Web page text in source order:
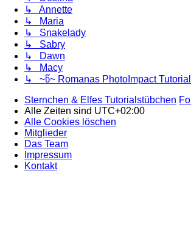
↳ Annette
↳ Maria
↳ Snakelady
↳ Sabry
↳ Dawn
↳ Macy
↳ ~წ~ Romanas PhotoImpact
Sternchen & Elfes Tutorialstübchen
Alle Zeiten sind UTC+02:00
Alle Cookies löschen
Mitglieder
Das Team
Impressum
Kontakt